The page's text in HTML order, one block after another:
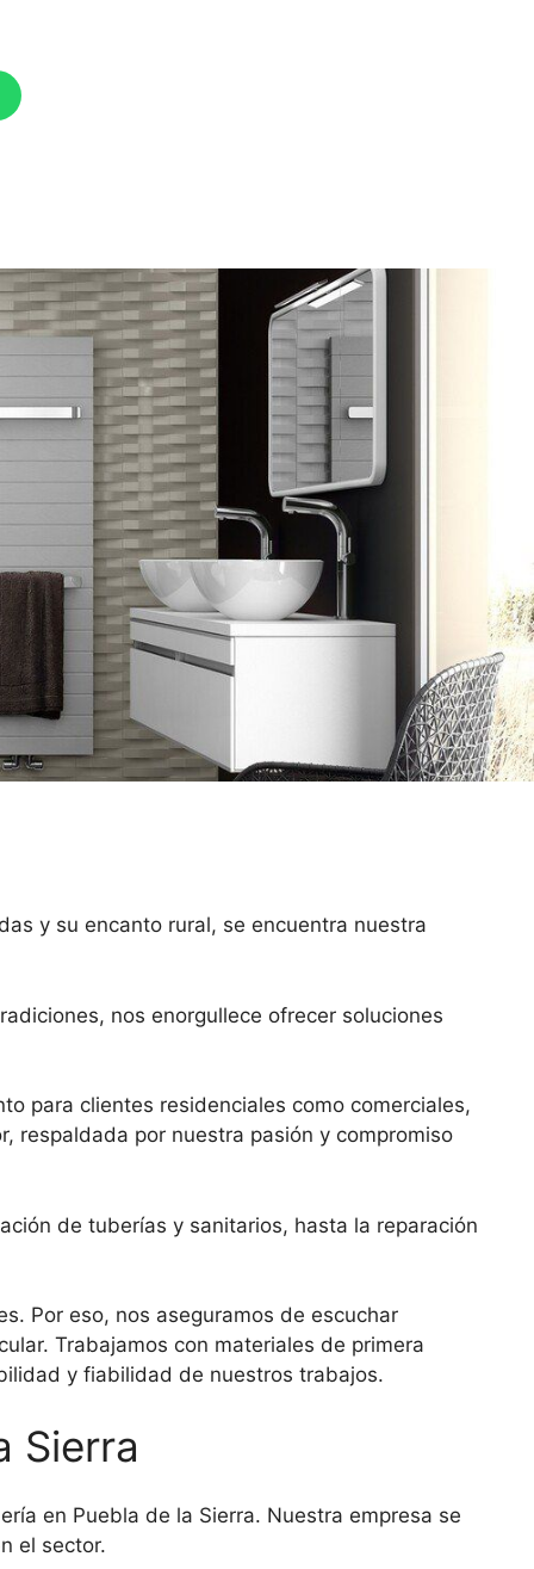
y su encanto rural, se encuentra nuestra
nos enorgullece ofrecer soluciones
para clientes residenciales como comerciales,
respaldada por nuestra pasión y compromiso
de tuberías y sanitarios, hasta la reparación
Por eso, nos aseguramos de escuchar
Trabajamos con materiales de primera
y fiabilidad de nuestros trabajos.
Sierra
en Puebla de la Sierra. Nuestra empresa se
el sector.